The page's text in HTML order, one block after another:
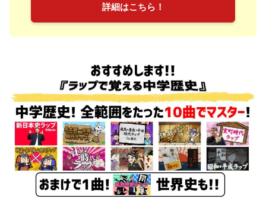
詳細はこちら！